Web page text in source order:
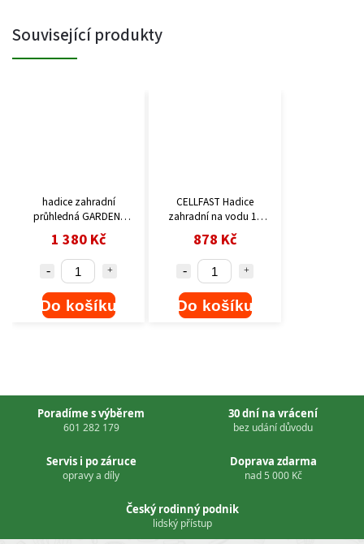
Související produkty
hadice zahradní
průhledná GARDEN,
1/2",50m, 100g/m
1 380 Kč
Do košíku
CELLFAST Hadice
zahradní na vodu 1",
20m ECONOMIC
878 Kč
Do košíku
Poradíme s výběrem
601 282 179
30 dní na vrácení
bez udání důvodu
Servis i po záruce
opravy a díly
Doprava zdarma
nad 5 000 Kč
Český rodinný podnik
lidský přístup